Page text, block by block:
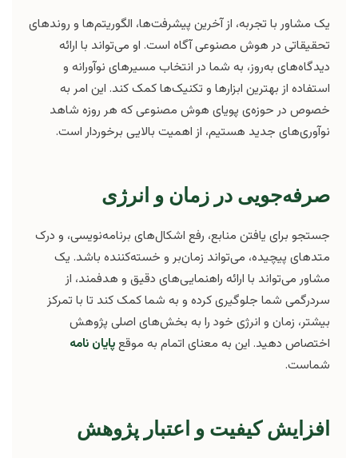
یک مشاور با تجربه، از آخرین پیشرفت‌ها، الگوریتم‌ها و روندهای
تحقیقاتی در هوش مصنوعی آگاه است. او می‌تواند با ارائه
دیدگاه‌های به‌روز، به شما در انتخاب مسیرهای نوآورانه و
استفاده از بهترین ابزارها و تکنیک‌ها کمک کند. این امر به
خصوص در حوزه‌ی پویای هوش مصنوعی که هر روزه شاهد
نوآوری‌های جدید هستیم، از اهمیت بالایی برخوردار است.
صرفه‌جویی در زمان و انرژی
جستجو برای یافتن منابع، رفع اشکال‌های برنامه‌نویسی، و درک
متدهای پیچیده، می‌تواند زمان‌بر و خسته‌کننده باشد. یک
مشاور می‌تواند با ارائه راهنمایی‌های دقیق و هدفمند، از
سردرگمی شما جلوگیری کرده و به شما کمک کند تا با تمرکز
بیشتر، زمان و انرژی خود را به بخش‌های اصلی پژوهش
اختصاص دهید. این به معنای اتمام به موقعپایان نامه
شماست.
افزایش کیفیت و اعتبار پژوهش